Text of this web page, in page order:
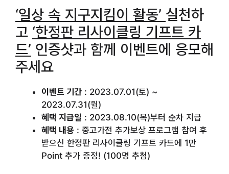
‘일상 속 지구지킴이 활동’ 실천하
고 ‘한정판 리사이클링 기프트 카
드’ 인증샷과 함께 이벤트에 응모해
주세요
이벤트 기간 : 2023.07.01(토) ~
2023.07.31(월)
혜택 지급일 : 2023.08.10(목)부터 순차 지급
혜택 내용 : 중고가전 추가보상 프로그램 참여 후
받으신 한정판 리사이클링 기프트 카드에 1만
Point 추가 증정! (100명 추첨)